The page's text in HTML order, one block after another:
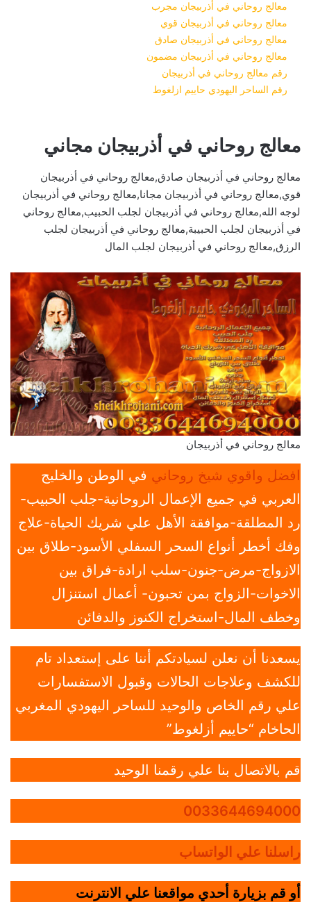
معالج روحاني في أذربيجان مجرب
معالج روحاني في أذربيجان قوي
معالج روحاني في أذربيجان صادق
معالج روحاني في أذربيجان مضمون
رقم معالج روحاني في أذربيجان
رقم الساحر اليهودي حاييم ازلغوط
معالج روحاني في أذربيجان مجاني
معالج روحاني في أذربيجان صادق,معالج روحاني في أذربيجان
قوي,معالج روحاني في أذربيجان مجانا,معالج روحاني في أذربيجان
لوجه الله,معالج روحاني في أذربيجان لجلب الحبيب,معالج روحاني
في أذربيجان لجلب الحبيبة,معالج روحاني في أذربيجان لجلب
الرزق,معالج روحاني في أذربيجان لجلب المال
معالج روحاني في أذربيجان
افضل واقوي شيخ روحاني في الوطن والخليج
العربي في جميع الإعمال الروحانية-جلب الحبيب-
رد المطلقة-موافقة الأهل علي شريك الحياة-علاج
وفك أخطر أنواع السحر السفلي الأسود-طلاق بين
الازواج-مرض-جنون-سلب ارادة-فراق بين
الاخوات-الزواج بمن تحبون- أعمال استنزال
وخطف المال-استخراج الكنوز والدفائن
يسعدنا أن نعلن لسيادتكم أننا على إستعداد تام
للكشف وعلاجات الحالات وقبول الاستفسارات
علي رقم الخاص والوحيد للساحر اليهودي المغربي
الحاخام “حاييم أزلغوط”
قم بالاتصال بنا علي رقمنا الوحيد
0033644694000
راسلنا علي الواتساب
أو قم بزيارة أحدي مواقعنا علي الانترنت